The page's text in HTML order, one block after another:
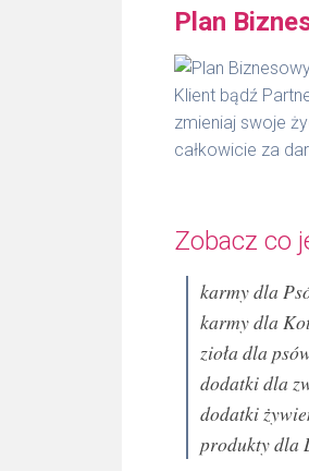
Plan
Klient bądź
zmieniaj swoje
całkowicie za
Zobacz co
karmy dla
karmy dla
zioła dla
dodatki dla
dodatki
produkty dla